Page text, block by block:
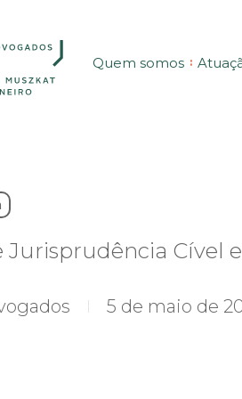
Quem somos
Cível
5 de maio de